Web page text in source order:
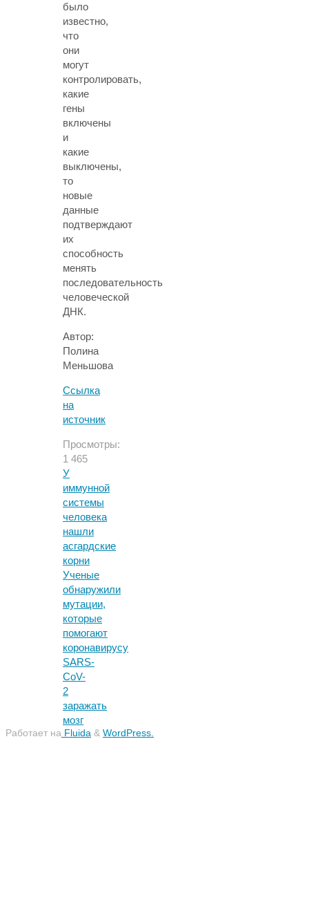
было
известно,
что
они
могут
контролировать,
какие
гены
включены
и
какие
выключены,
то
новые
данные
подтверждают
их
способность
менять
последовательность
человеческой
ДНК.
Автор:
Полина
Меньшова
Ссылка
на
источник
Просмотры:
1 465
У
иммунной
системы
человека
нашли
асгардские
корни
Ученые
обнаружили
мутации,
которые
помогают
коронавирусу
SARS-
CoV-
2
заражать
мозг
Работает на Fluida & WordPress.